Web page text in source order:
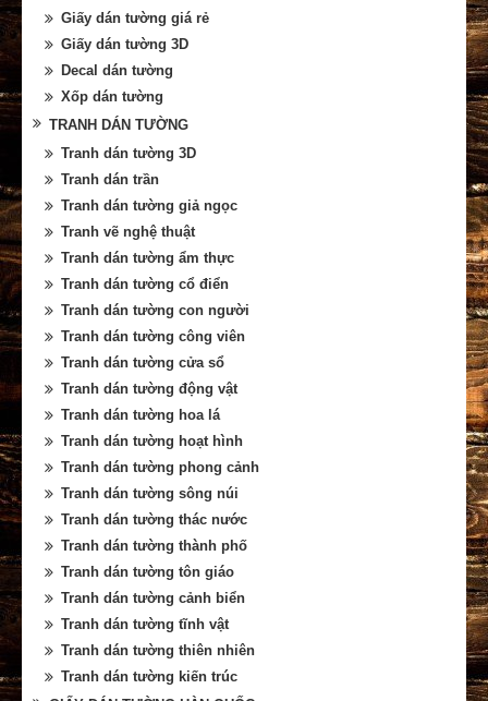
Giấy dán tường giá rẻ
Giấy dán tường 3D
Decal dán tường
Xốp dán tường
TRANH DÁN TƯỜNG
Tranh dán tường 3D
Tranh dán trần
Tranh dán tường giả ngọc
Tranh vẽ nghệ thuật
Tranh dán tường ẩm thực
Tranh dán tường cổ điển
Tranh dán tường con người
Tranh dán tường công viên
Tranh dán tường cửa sổ
Tranh dán tường động vật
Tranh dán tường hoa lá
Tranh dán tường hoạt hình
Tranh dán tường phong cảnh
Tranh dán tường sông núi
Tranh dán tường thác nước
Tranh dán tường thành phố
Tranh dán tường tôn giáo
Tranh dán tường cảnh biển
Tranh dán tường tĩnh vật
Tranh dán tường thiên nhiên
Tranh dán tường kiến trúc